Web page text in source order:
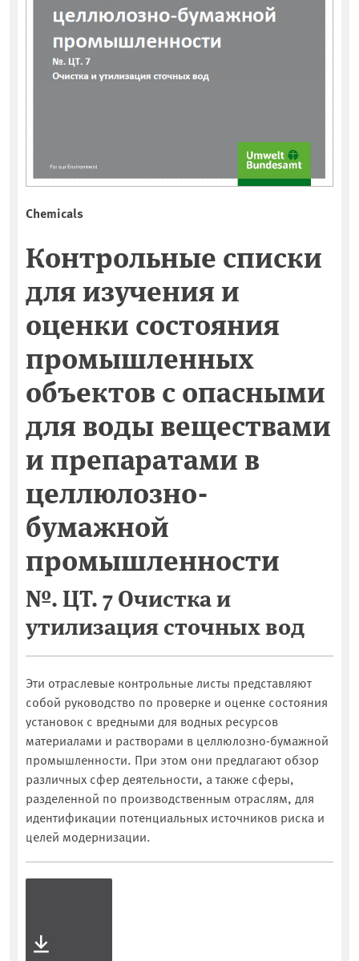
Chemicals
Контрольные списки
для изучения и
оценки состояния
промышленных
объектов c опасными
для воды веществами
и препаратами в
целлюлозно-
бумажной
промышленности
№. ЦТ. 7 Очистка и
утилизация сточных вод
Эти отраслевые контрольные листы представляют
собой руководство по проверке и оценке состояния
установок с вредными для водных ресурсов
материалами и растворами в целлюлозно-бумажной
промышленности. При этом они предлагают обзор
различных сфер деятельности, а также сферы,
разделенной по производственным отраслям, для
идентификации потенциальных источников риска и
целей модернизации.